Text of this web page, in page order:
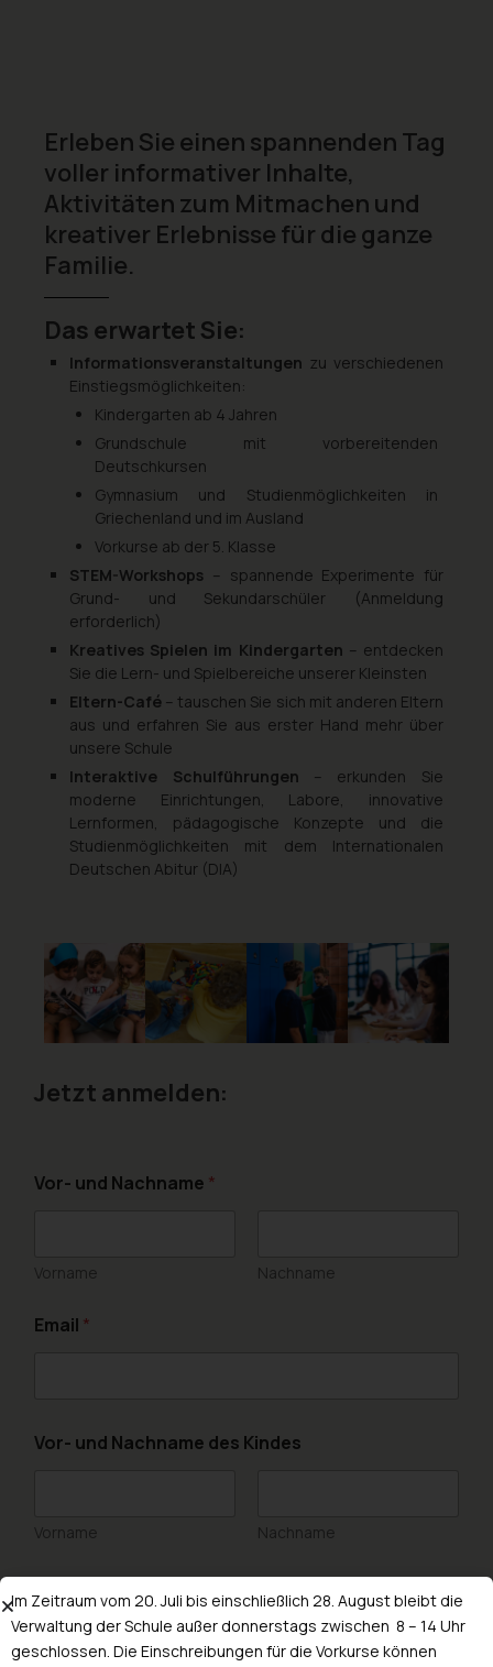
Erleben Sie einen spannenden Tag
voller informativer Inhalte,
Aktivitäten zum Mitmachen und
kreativer Erlebnisse für die ganze
Familie.
Das erwartet Sie:
Informationsveranstaltungen zu verschiedenen
Einstiegsmöglichkeiten:
Kindergarten ab 4 Jahren
Grundschule mit vorbereitenden
Deutschkursen
Gymnasium und Studienmöglichkeiten in
Griechenland und im Ausland
Vorkurse ab der 5. Klasse
STEM-Workshops – spannende Experimente für
Grund- und Sekundarschüler (Anmeldung
erforderlich)
Kreatives Spielen im Kindergarten – entdecken
Sie die Lern- und Spielbereiche unserer Kleinsten
Eltern-Café – tauschen Sie sich mit anderen Eltern
aus und erfahren Sie aus erster Hand mehr über
unsere Schule
Interaktive Schulführungen – erkunden Sie
moderne Einrichtungen, Labore, innovative
Lernformen, pädagogische Konzepte und die
Studienmöglichkeiten mit dem Internationalen
Deutschen Abitur (DIA)
Jetzt anmelden:
Vor- und Nachname *
Vorname Nachname
Email *
Vor- und Nachname des Kindes
Vorname Nachname
Klasse, die mein Kind besucht:
Im Zeitraum vom 20. Juli bis einschließlich 28. August bleibt die
Verwaltung der Schule außer donnerstags zwischen 8 – 14 Uhr
geschlossen. Die Einschreibungen für die Vorkurse können